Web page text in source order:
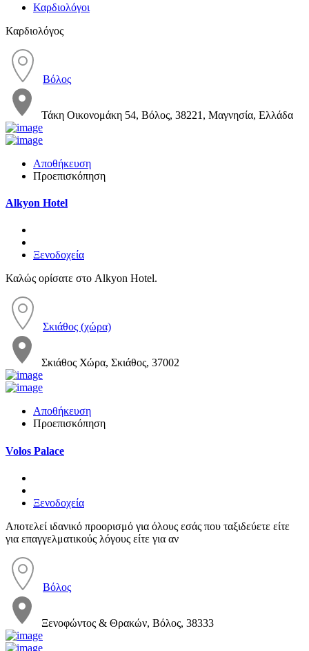
Καρδιολόγοι
Καρδιολόγος
Βόλος
Τάκη Οικονομάκη 54, Βόλος, 38221, Μαγνησία, Ελλάδα
Αποθήκευση
Προεπισκόπηση
Alkyon Hotel
Ξενοδοχεία
Καλώς ορίσατε στο Alkyon Hotel.
Σκιάθος (χώρα)
Σκιάθος Χώρα, Σκιάθος, 37002
Αποθήκευση
Προεπισκόπηση
Volos Palace
Ξενοδοχεία
Αποτελεί ιδανικό προορισμό για όλους εσάς που ταξιδεύετε είτε
για επαγγελματικούς λόγους είτε για αν
Βόλος
Ξενοφώντος & Θρακών, Βόλος, 38333